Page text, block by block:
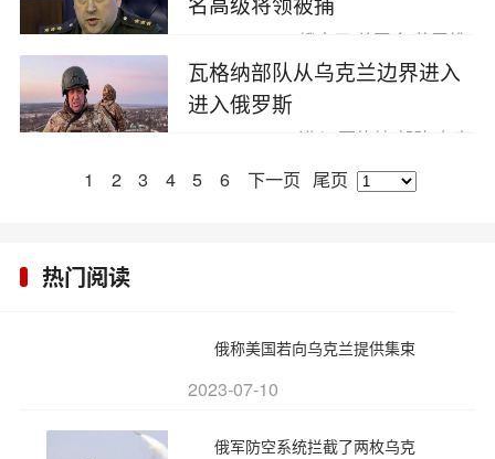
俄空天,总司令,苏罗维,
罗维
瓦格纳部队从乌克兰边界进入
进入俄罗斯
进入,瓦格纳,部队,乌克
1 2 3 4 5 6 下一页 尾页
热门阅读
俄称美国若向乌克兰提供集束
2023-07-10
俄军防空系统拦截了两枚乌克